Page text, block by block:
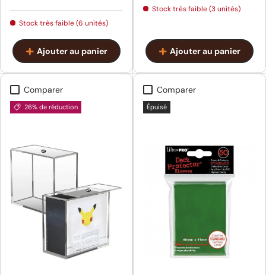
Stock très faible (6 unités)
Ajouter au panier
Stock très faible (3 unités)
Ajouter au panier
Comparer
26% de réduction
Comparer
Épuisé